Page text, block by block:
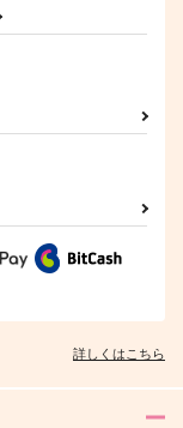
詳しくはこちら